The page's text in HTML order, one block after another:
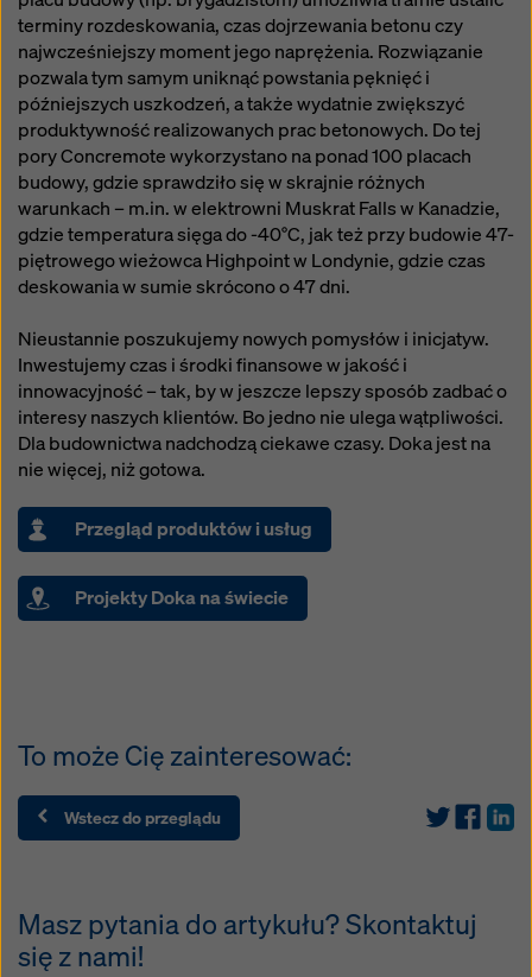
terminy rozdeskowania, czas dojrzewania betonu czy
najwcześniejszy moment jego naprężenia. Rozwiązanie
pozwala tym samym uniknąć powstania pęknięć i
późniejszych uszkodzeń, a także wydatnie zwiększyć
produktywność realizowanych prac betonowych. Do tej
pory Concremote wykorzystano na ponad 100 placach
budowy, gdzie sprawdziło się w skrajnie różnych
warunkach – m.in. w elektrowni Muskrat Falls w Kanadzie,
gdzie temperatura sięga do -40°C, jak też przy budowie 47-
piętrowego wieżowca Highpoint w Londynie, gdzie czas
deskowania w sumie skrócono o 47 dni.
Nieustannie poszukujemy nowych pomysłów i inicjatyw.
Inwestujemy czas i środki finansowe w jakość i
innowacyjność – tak, by w jeszcze lepszy sposób zadbać o
interesy naszych klientów. Bo jedno nie ulega wątpliwości.
Dla budownictwa nadchodzą ciekawe czasy. Doka jest na
nie więcej, niż gotowa.
Przegląd produktów i usług
Projekty Doka na świecie
To może Cię zainteresować:
Wstecz do przeglądu
Masz pytania do artykułu? Skontaktuj
się z nami!